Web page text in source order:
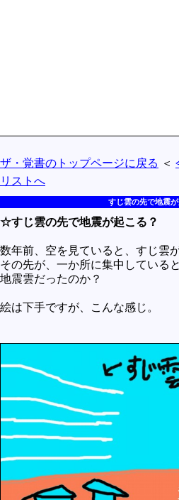
投資とか
時事ネタ
自然
地理とか
宇宙とか地球
ハイテク・デジタルとか
趣味
テレビドラマとか
アプリケーション操作
プログラミング(C言語)
プログラミング(VBA)
プログラミング(HTML)
プログラミング(PHP)
ザ・覚書のトップページに戻る ＜
リストへ
すじ雲の先で地震
☆すじ雲の先で地震が起こる？
数年前、空を見ていると、すじ雲
その先が、一か所に集中している
地震雲だったのか？
絵は下手ですが、こんな感じ。